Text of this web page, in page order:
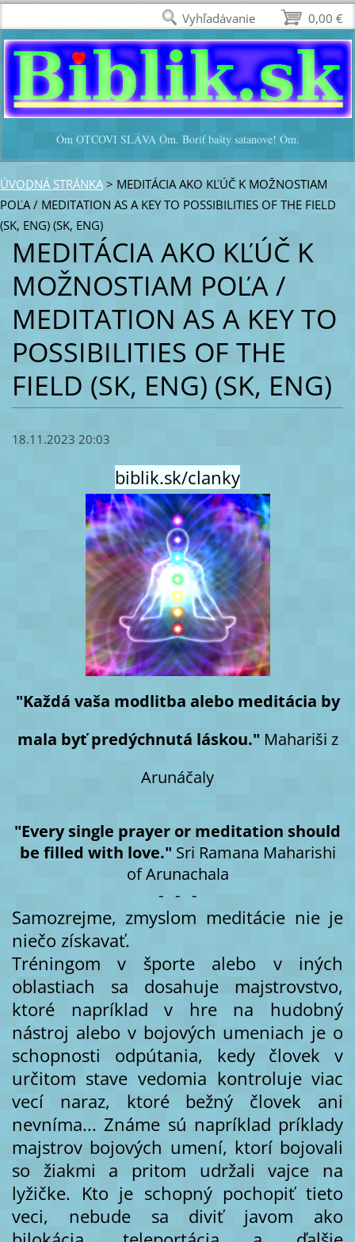
Óm OTCOVI SLÁVA Óm. Boriť bašty satanove! Óm.
ÚVODNÁ STRÁNKA > MEDITÁCIA AKO KĽÚČ K MOŽNOSTIAM
POĽA / MEDITATION AS A KEY TO POSSIBILITIES OF THE FIELD
(SK, ENG) (SK, ENG)
MEDITÁCIA AKO KĽÚČ K
MOŽNOSTIAM POĽA /
MEDITATION AS A KEY TO
POSSIBILITIES OF THE
FIELD (SK, ENG) (SK, ENG)
18.11.2023 20:03
biblik.sk/clanky
"Každá vaša modlitba alebo meditácia by
mala byť predýchnutá láskou."Mahariši z
Arunáčaly
"Every single prayer or meditation should
be filled with love."Sri Ramana Maharishi
of Arunachala
- - -
Samozrejme, zmyslom meditácie nie je
niečo získavať.
Tréningom v športe alebo v iných
oblastiach sa dosahuje majstrovstvo,
ktoré napríklad v hre na hudobný
nástroj alebo v bojových umeniach je o
schopnosti odpútania, kedy človek v
určitom stave vedomia kontroluje viac
vecí naraz, ktoré bežný človek ani
nevníma... Známe sú napríklad príklady
majstrov bojových umení, ktorí bojovali
so žiakmi a pritom udržali vajce na
lyžičke. Kto je schopný pochopiť tieto
veci, nebude sa diviť javom ako
0,00 €
Vyhľadávanie